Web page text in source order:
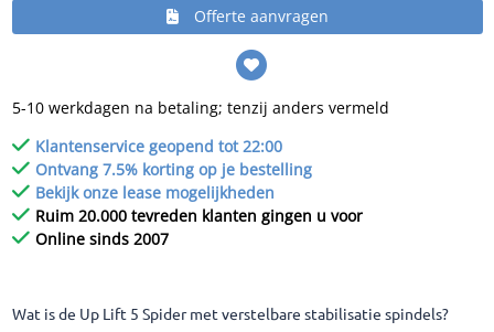
Offerte aanvragen
5-10 werkdagen na betaling; tenzij anders vermeld
Klantenservice geopend tot 22:00
Ontvang 7.5% korting op je bestelling
Bekijk onze lease mogelijkheden
Ruim 20.000 tevreden klanten gingen u voor
Online sinds 2007
Wat is de Up Lift 5 Spider met verstelbare stabilisatie spindels?